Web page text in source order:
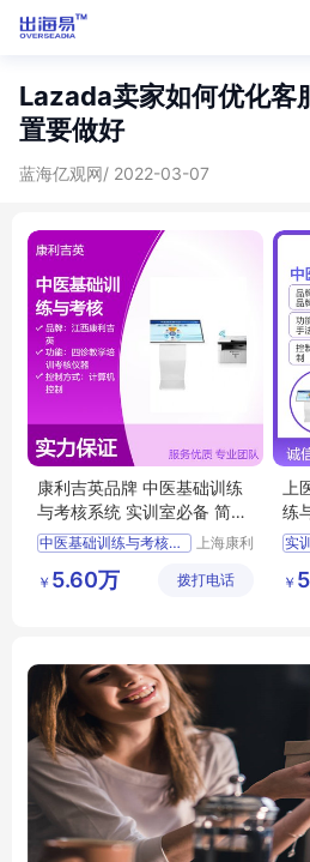
Lazada卖家如何优化客
置要做好
蓝海亿观网/ 2022-03-07
康利吉英品牌 中医基础训练
与考核系统 实训室必备 简便
操作 全国配送
中医基础训练与考核系统
教学用中医基础训练与考核系统
上海康利
科技有限
￥ 5.60万 拨打电话
上
练
训
￥